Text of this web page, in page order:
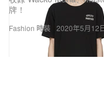
Fashion 時裝
牌！
2020年5月12